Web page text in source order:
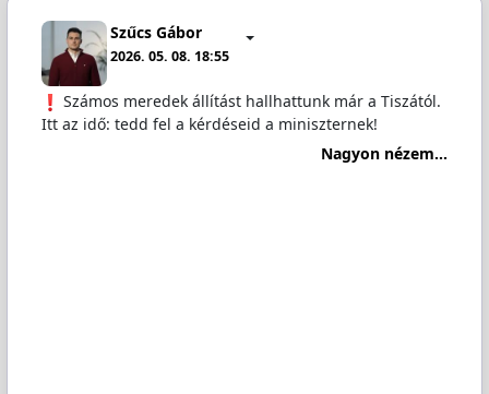
Szűcs Gábor
2026. 05. 08. 18:55
️ Számos meredek állítást hallhattunk már a Tiszától.
Itt az idő: tedd fel a kérdéseid a miniszternek!
Nagyon nézem...